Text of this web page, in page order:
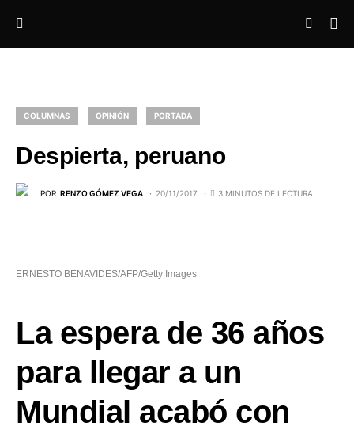
COLUMNAS OPINIÓN PORTADA
Despierta, peruano
POR RENZO GÓMEZ VEGA 20/11/2017 3 MINUTOS DE LECTURA
ERNESTO BENAVIDES/AFP/Getty Images
La espera de 36 años
para llegar a un
Mundial acabó con